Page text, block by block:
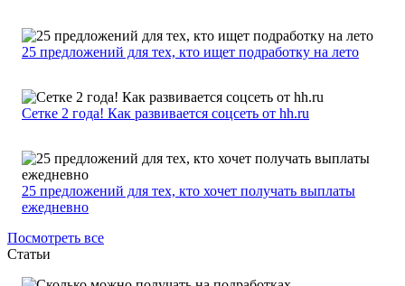
25 предложений для тех, кто ищет подработку на лето
Сетке 2 года! Как развивается соцсеть от hh.ru
25 предложений для тех, кто хочет получать выплаты
ежедневно
Посмотреть все
Статьи